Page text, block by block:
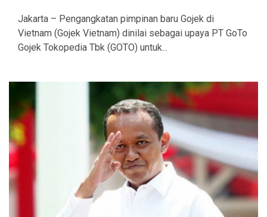
Jakarta – Pengangkatan pimpinan baru Gojek di
Vietnam (Gojek Vietnam) dinilai sebagai upaya PT GoTo
Gojek Tokopedia Tbk (GOTO) untuk...